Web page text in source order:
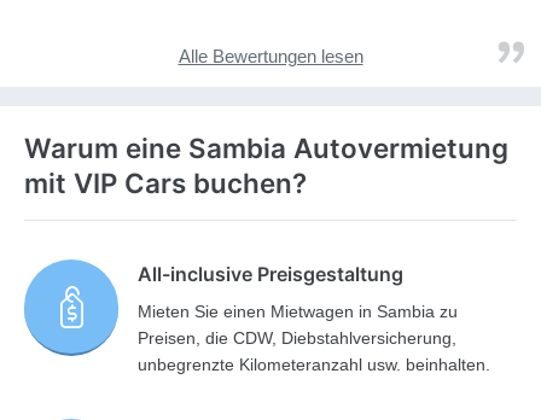
Alle Bewertungen lesen
Warum eine Sambia Autovermietung
mit VIP Cars buchen?
All-inclusive Preisgestaltung
Mieten Sie einen Mietwagen in Sambia zu
Preisen, die CDW, Diebstahlversicherung,
unbegrenzte Kilometeranzahl usw. beinhalten.